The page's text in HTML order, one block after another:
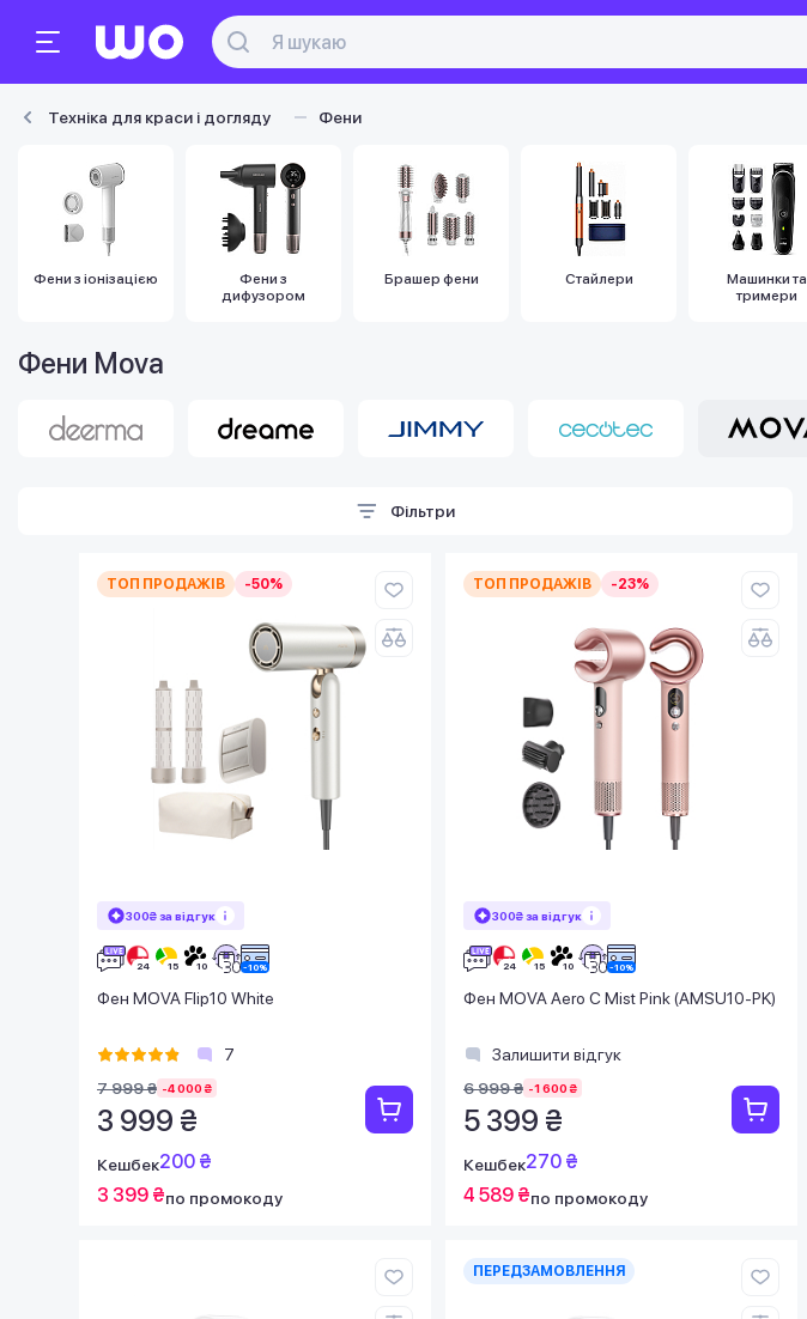
Техніка для краси і догляду Фени
Фени з іонізацією
Фени з
дифузором
Брашер фени Стайлери
Машинки та
тримери
Фени Mova
Фільтри
ТОП ПРОДАЖІВ -50%
300₴ за відгук
Фен MOVA Flip10 White
7
7 999 ₴ -4 000 ₴
3 999 ₴
Кешбек200 ₴
3 399 ₴по промокоду
ТОП ПРОДАЖІВ -23%
300₴ за відгук
Фен MOVA Aero C Mist Pink (AMSU10-PK)
Залишити відгук
6 999 ₴ -1 600 ₴
5 399 ₴
Кешбек270 ₴
4 589 ₴по промокоду
ПЕРЕДЗАМОВЛЕННЯ